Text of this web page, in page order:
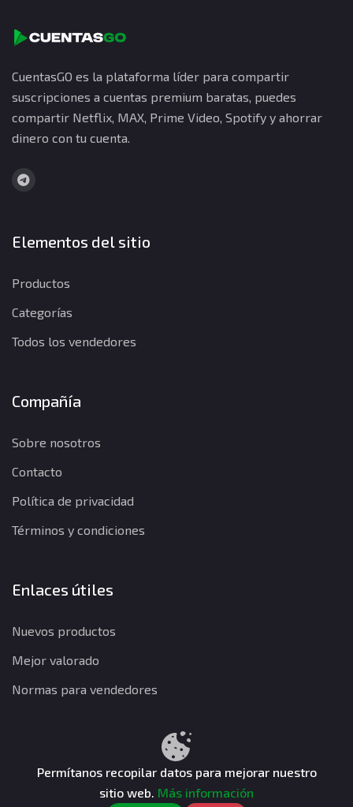
CuentasGO es la plataforma líder para compartir
suscripciones a cuentas premium baratas, puedes
compartir Netflix, MAX, Prime Video, Spotify y ahorrar
dinero con tu cuenta.
Elementos del sitio
Productos
Categorías
Todos los vendedores
Compañía
Sobre nosotros
Contacto
Política de privacidad
Términos y condiciones
Enlaces útiles
Nuevos productos
Mejor valorado
Normas para vendedores
Términos y condiciones
CuentasGO © 2026. Todos los derechos reservados.
Permítanos recopilar datos para mejorar nuestro
sitio web. Más información